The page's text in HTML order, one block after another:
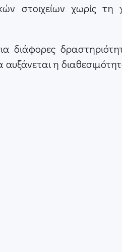
στοιχείων χωρίς τη
διάφορες
η